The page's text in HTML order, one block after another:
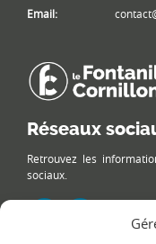
Email:
Réseaux
Retrouvez les
sociaux.